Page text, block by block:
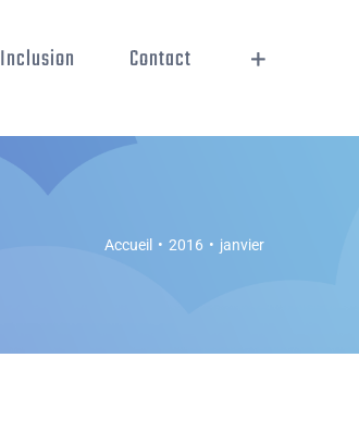
Inclusion Contact
Accueil • 2016 • janvier